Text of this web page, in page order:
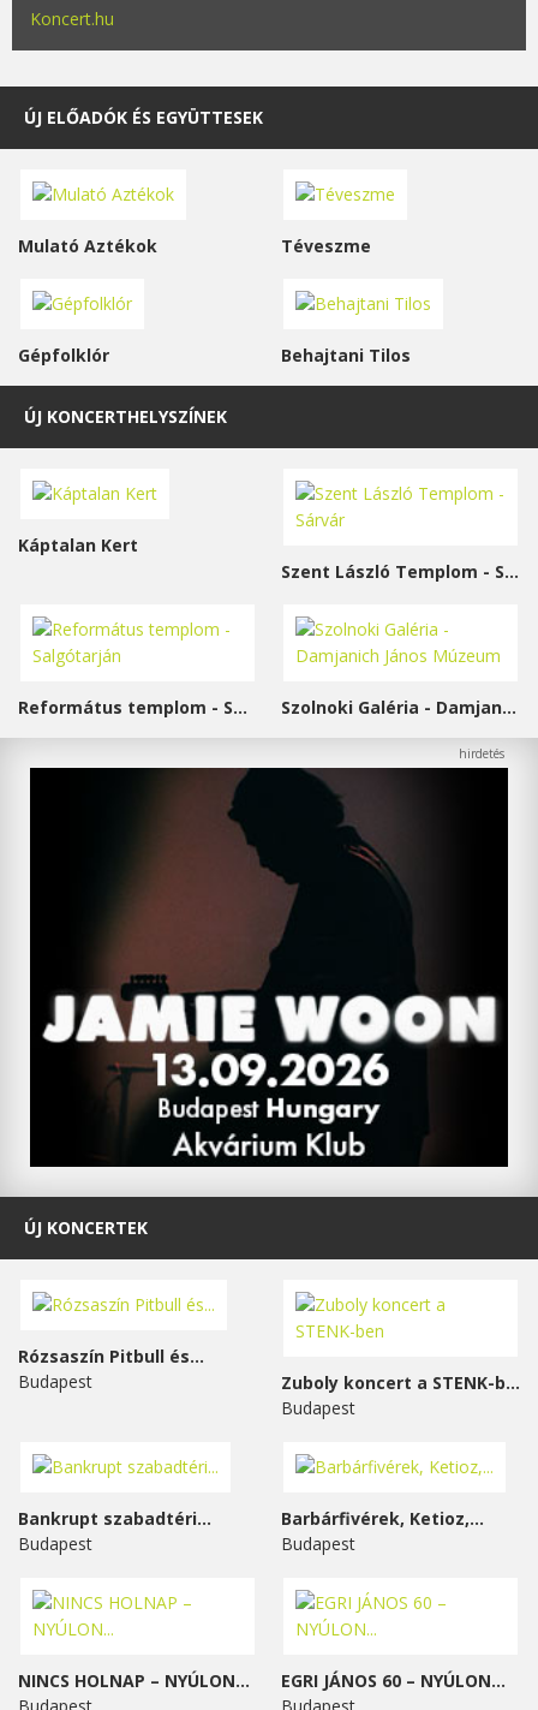
Koncert.hu
ÚJ ELŐADÓK ÉS EGYÜTTESEK
Mulató Aztékok Téveszme
Gépfolklór Behajtani Tilos
ÚJ KONCERTHELYSZÍNEK
Káptalan Kert
Szent László Templom - Sárvár
Református templom - Salgótarján Szolnoki Galéria - Damjanich János Múzeum
ÚJ KONCERTEK
Rózsaszín Pitbull és...
Budapest
Zuboly koncert a STENK-ben
Budapest
Bankrupt szabadtéri...
Budapest
Barbárfivérek, Ketioz,...
Budapest
NINCS HOLNAP – NYÚLON...
EGRI JÁNOS 60 – NYÚLON...